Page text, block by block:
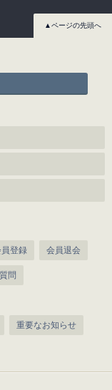
▲ページの先頭へ
登録 会員退会
問
重要なお知らせ